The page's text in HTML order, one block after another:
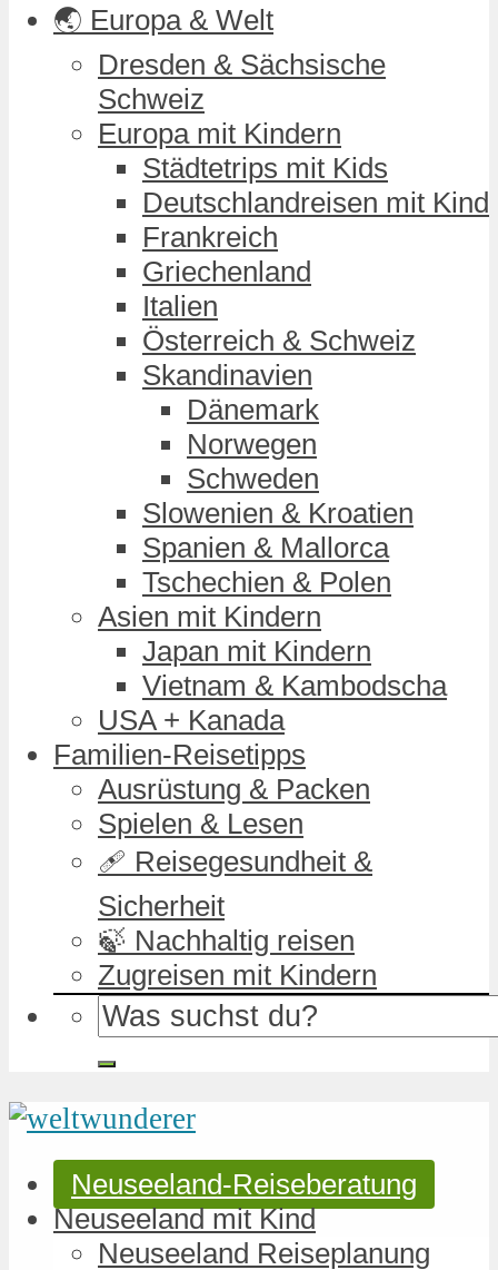
🌏 Europa & Welt
Dresden & Sächsische
Schweiz
Europa mit Kindern
Städtetrips mit Kids
Deutschlandreisen mit Kind
Frankreich
Griechenland
Italien
Österreich & Schweiz
Skandinavien
Dänemark
Norwegen
Schweden
Slowenien & Kroatien
Spanien & Mallorca
Tschechien & Polen
Asien mit Kindern
Japan mit Kindern
Vietnam & Kambodscha
USA + Kanada
Familien-Reisetipps
Ausrüstung & Packen
Spielen & Lesen
🩹 Reisegesundheit &
Sicherheit
🍃 Nachhaltig reisen
Zugreisen mit Kindern
Neuseeland-Reiseberatung
Neuseeland mit Kind
Neuseeland Reiseplanung